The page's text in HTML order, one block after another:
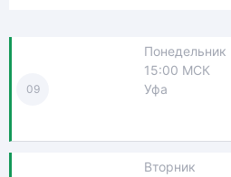
09
Понедельник
15:00 МСК
Уфа
Вторник